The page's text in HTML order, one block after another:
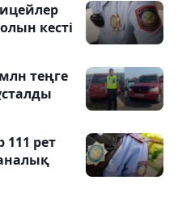
кесті
теңге
рет